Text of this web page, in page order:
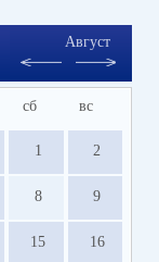
Август
сб вс
1 2
8 9
15 16